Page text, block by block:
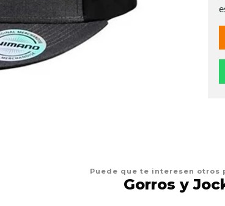
Puede que te interesen otros
Gorros y